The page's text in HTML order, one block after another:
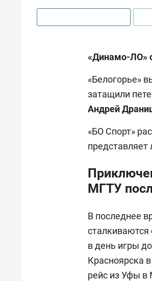
«Динамо-ЛО»
«Белогорье»
затащили
Андрей
«БО Спорт»
МГТУ
В последнее
сталкиваются
в день игры
Красноярска
рейс из Уфы в